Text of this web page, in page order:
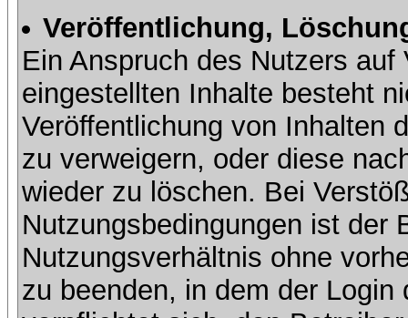
Veröffentlichung,
Ein Anspruch des Nutzers
eingestellten Inhalte besteht
Veröffentlichung von Inhalten
zu verweigern, oder diese
wieder zu löschen. Bei
Nutzungsbedingungen ist der
Nutzungsverhältnis ohne
zu beenden, in dem der